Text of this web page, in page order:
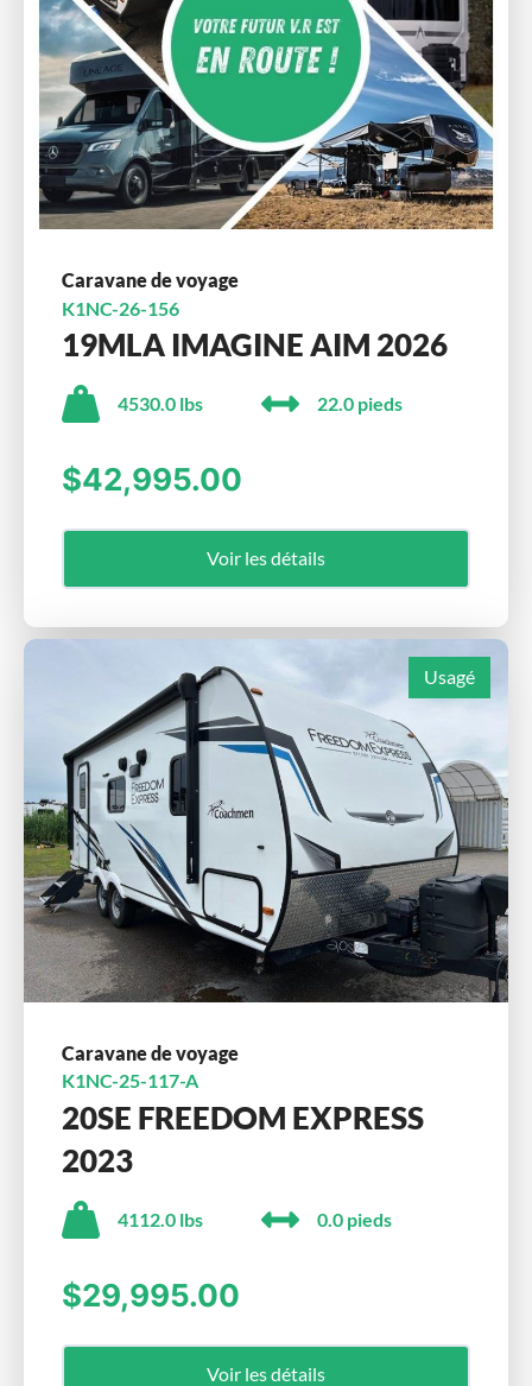
Caravane de voyage
K1NC-26-156
19MLA IMAGINE AIM 2026
4530.0 lbs 22.0 pieds
$42,995.00
Voir les détails
Usagé
Caravane de voyage
K1NC-25-117-A
20SE FREEDOM EXPRESS
2023
4112.0 lbs 0.0 pieds
$29,995.00
Voir les détails